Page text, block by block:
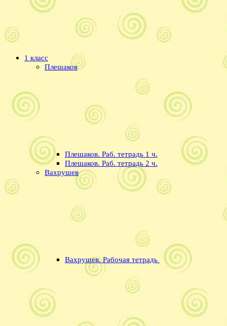
1 класс
Плешаков
Плешаков. Раб. тетрадь 1 ч.
Плешаков. Раб. тетрадь 2 ч.
Вахрушев
Вахрушев. Рабочая тетрадь